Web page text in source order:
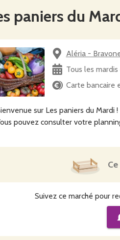
paniers du
Aléria -
Tous les
Carte bancaire
sur Les paniers du Mardi !
pouvez consulter votre
Suivez ce marché pour